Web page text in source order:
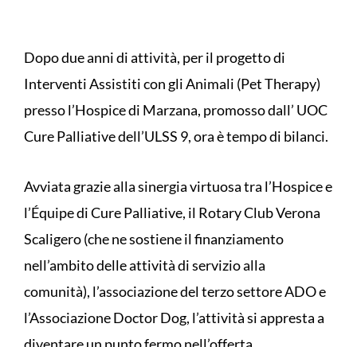
Dopo due anni di attività, per il progetto di
Interventi Assistiti con gli Animali (Pet Therapy)
presso l’Hospice di Marzana, promosso dall’ UOC
Cure Palliative dell’ULSS 9, ora è tempo di bilanci.
Avviata grazie alla sinergia virtuosa tra l’Hospice e
l’Équipe di Cure Palliative, il Rotary Club Verona
Scaligero (che ne sostiene il finanziamento
nell’ambito delle attività di servizio alla
comunità), l’associazione del terzo settore ADO e
l’Associazione Doctor Dog, l’attività si appresta a